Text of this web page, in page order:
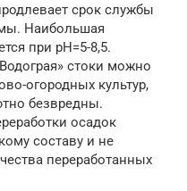
срок службы
Наибольшая
при рН=5-8,5.
стоки можно
огородных культур,
безвредны.
осадок
составу и не
переработанных